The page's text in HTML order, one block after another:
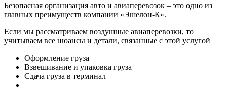
Безопасная организация авто и авиаперевозок – это одно из
главных преимуществ компании «Эшелон-К».
Если мы рассматриваем воздушные авиаперевозки, то
учитываем все нюансы и детали, связанные с этой услугой
Оформление груза
Взвешивание и упаковка груза
Сдача груза в терминал